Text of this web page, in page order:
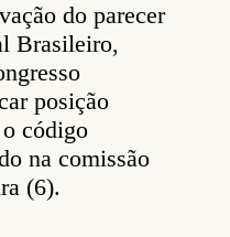
do parecer
Brasileiro,
posição
código
na comissão
(6).